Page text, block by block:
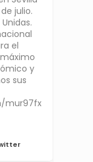
julio.
el
y
sus
mur97fx